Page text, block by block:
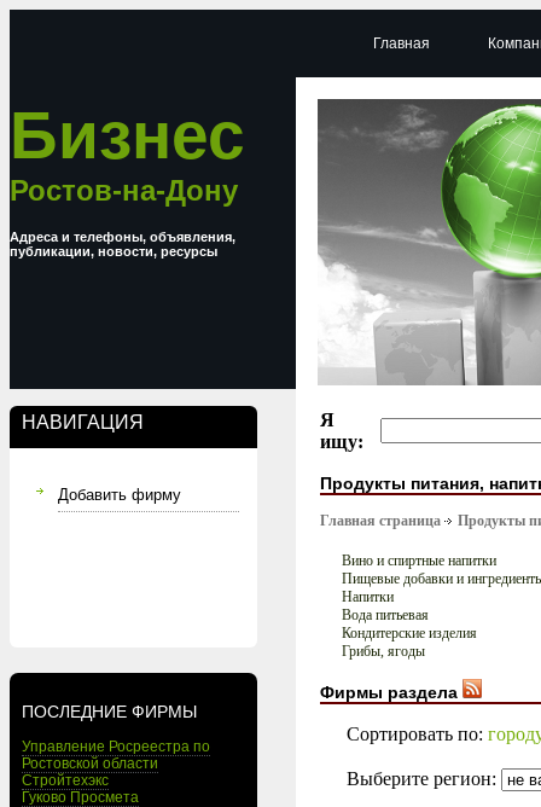
Бизнес
Ростов-на-Дону
Адреса и телефоны, объявления,
публикации, новости, ресурсы
НАВИГАЦИЯ
Добавить фирму
ПОСЛЕДНИЕ ФИРМЫ
Управление Росреестра по
Ростовской области
Стройтехэкс
Гуково Просмета
Главная
Я
ищу:
Продукты питания,
Главная страница Продукты
Вино и спиртные напитки
Пищевые добавки и
Напитки
Вода питьевая
Кондитерские изделия
Грибы, ягоды
Фирмы раздела
Сортировать по:
Выберите регион: